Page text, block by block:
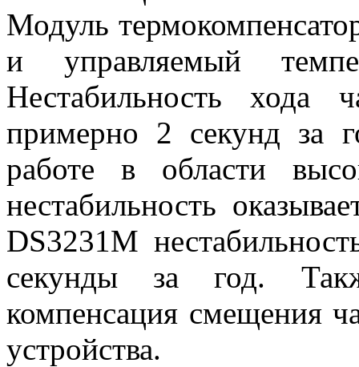
Модуль
и управляемый
Нестабильность хода
примерно 2 секунд за
работе в области
нестабильность
DS3231M
секунды за год.
компенсация смещения
устройства.